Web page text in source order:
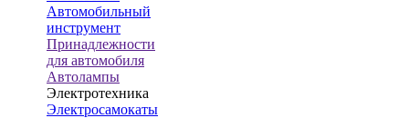
Автомобильный
инструмент
Принадлежности
для автомобиля
Автолампы
Электротехника
Электросамокаты